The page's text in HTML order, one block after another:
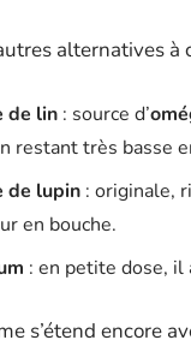
alternatives à
de lin : source d’
restant très basse
de lupin : originale,
en bouche.
: en petite dose, il
s’étend encore